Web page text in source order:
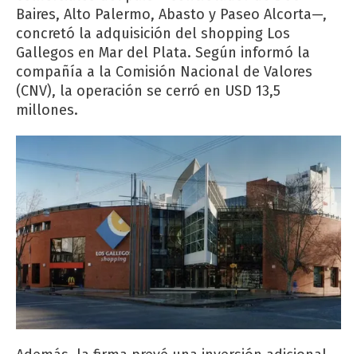
Baires, Alto Palermo, Abasto y Paseo Alcorta—,
concretó la adquisición del shopping Los
Gallegos en Mar del Plata. Según informó la
compañía a la Comisión Nacional de Valores
(CNV), la operación se cerró en USD 13,5
millones.